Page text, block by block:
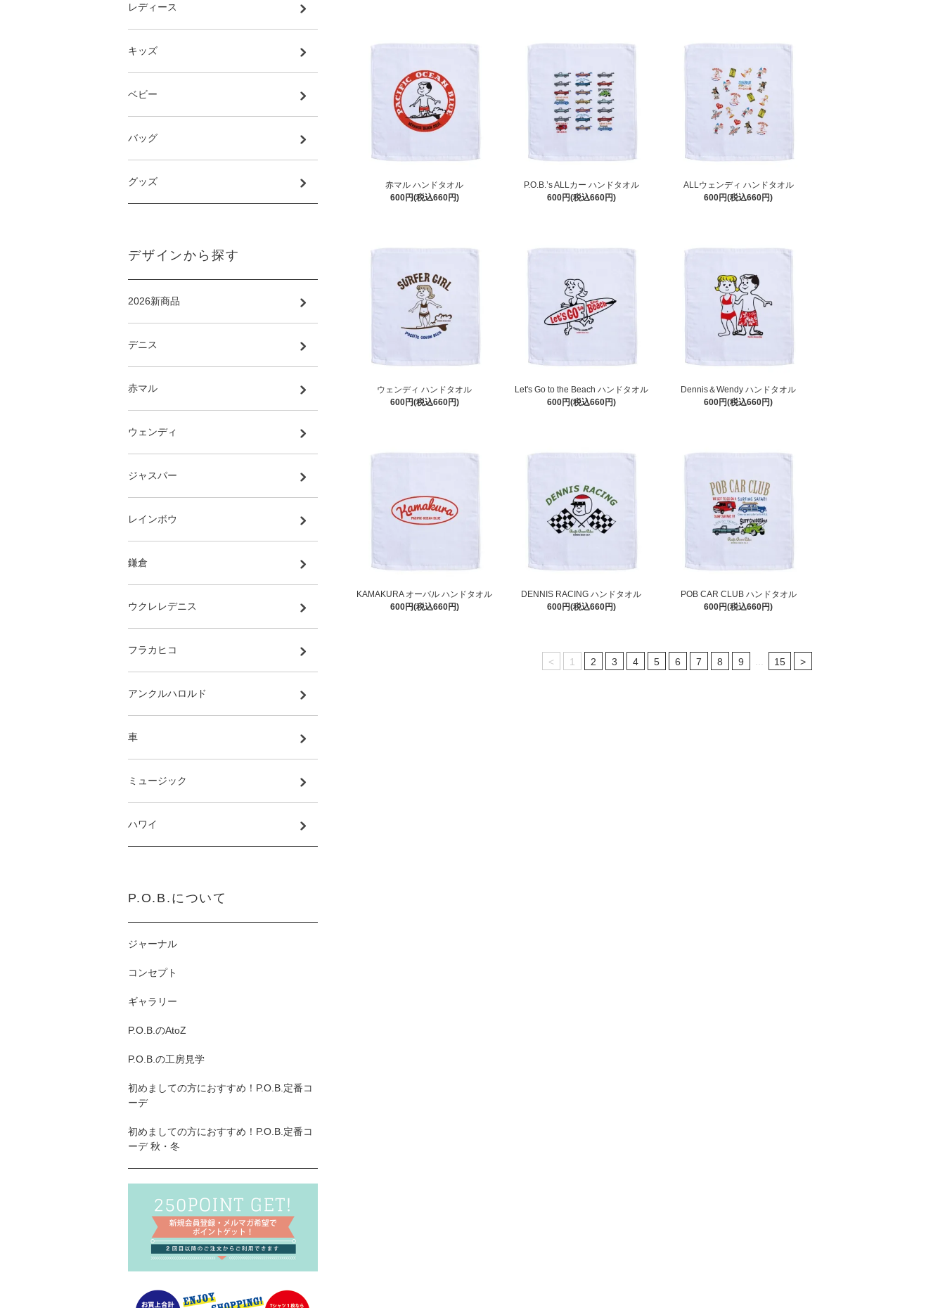
赤マル ハンドタオル
600円(税込660円)
P.O.B.’s ALLカー ハンドタオル
600円(税込660円)
ALLウェンディ ハンドタオル
600円(税込660円)
ウェンディ ハンドタオル
600円(税込660円)
Let's Go to the Beach ハンドタオル
600円(税込660円)
Dennis＆Wendy ハンドタオル
600円(税込660円)
KAMAKURA オーバル ハンドタオル
600円(税込660円)
DENNIS RACING ハンドタオル
600円(税込660円)
POB CAR CLUB ハンドタオル
600円(税込660円)
< 1 2 3 4 5 6 7 8 9 15 >
レディース
キッズ
ベビー
バッグ
グッズ
デザインから探す
2026新商品
デニス
赤マル
ウェンディ
ジャスパー
レインボウ
鎌倉
ウクレレデニス
フラカヒコ
アンクルハロルド
車
ミュージック
ハワイ
P.O.B.について
ジャーナル
コンセプト
ギャラリー
P.O.B.のAtoZ
P.O.B.の工房見学
初めましての方におすすめ！P.O.B.定番コ
ーデ
初めましての方におすすめ！P.O.B.定番コ
ーデ 秋・冬